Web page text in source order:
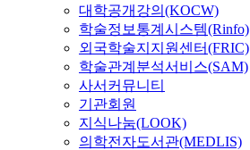
대학공개강의(KOCW)
학술정보통계시스템(Rinfo)
외국학술지지원센터(FRIC)
학술관계분석서비스(SAM)
사서커뮤니티
기관회원
지식나눔(LOOK)
의학전자도서관(MEDLIS)